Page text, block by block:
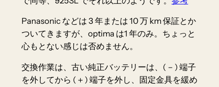
Panasonic などは 3 年または 10 万 km 保証 とか
ついてきますが、optima は1 年のみ。ちょっと
心もとない感じは否めません。
交換作業は、古い純正バッテリーは、(－) 端子
を外してから (＋) 端子を外し、固定金具を緩め